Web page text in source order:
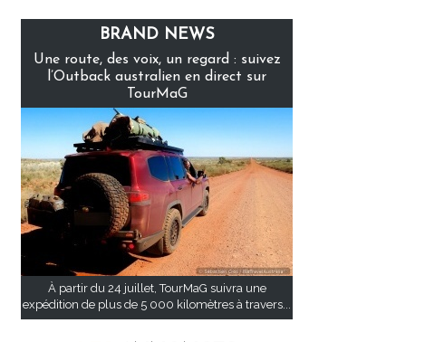
BRAND NEWS
Une route, des voix, un regard : suivez
l’Outback australien en direct sur
TourMaG
À partir du 24 juillet, TourMaG suivra une
expédition de plus de 5 000 kilomètres à travers...